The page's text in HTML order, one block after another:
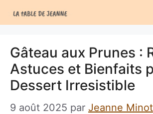
au
Gâteau aux Prunes :
Astuces et Bienfaits
Dessert Irresistible
9 août 2025 par Jeanne Minot